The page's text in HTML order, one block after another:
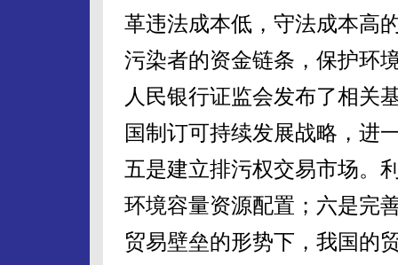
革违法成本低，守法成本高
污染者的资金链条，保护环
人民银行证监会发布了相关
国制订可持续发展战略，进
五是建立排污权交易市场。
环境容量资源配置；六是完
贸易壁垒的形势下，我国的